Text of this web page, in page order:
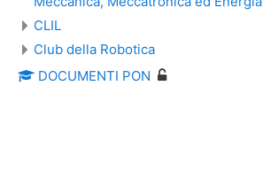
CLIL
Club della Robotica
DOCUMENTI PON